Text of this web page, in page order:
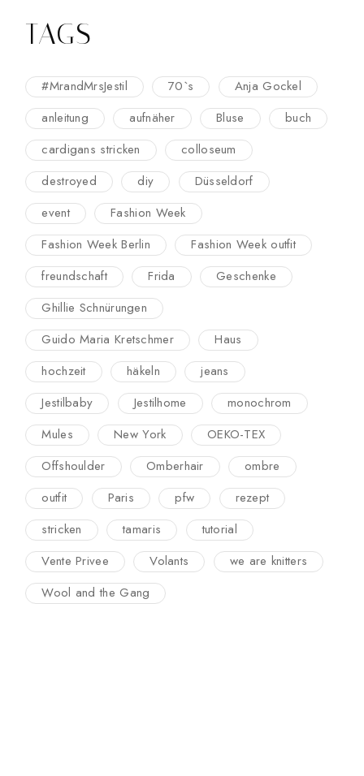
TAGS
#MrandMrsJestil 70`s
Anja Gockel
anleitung
aufnäher Bluse
buch
cardigans stricken
colloseum
destroyed
diy
Düsseldorf
event
Fashion Week
Fashion Week Berlin
Fashion Week outfit
freundschaft
Frida
Geschenke
Ghillie Schnürungen
Guido Maria Kretschmer
Haus
hochzeit
häkeln
jeans
Jestilbaby
Jestilhome
monochrom
Mules
New York
OEKO-TEX
Offshoulder
Omberhair
ombre
outfit
Paris pfw
rezept
stricken
tamaris
tutorial
Vente Privee
Volants
we are knitters
Wool and the Gang